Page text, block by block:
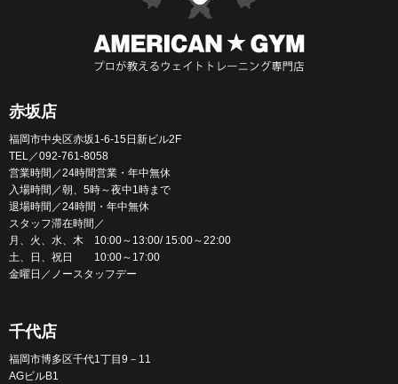
赤坂店
福岡市中央区赤坂1-6-15日新ビル2F
TEL／092-761-8058
営業時間／24時間営業・年中無休
入場時間／朝、5時～夜中1時まで
退場時間／24時間・年中無休
スタッフ滞在時間／
月、火、水、木 10:00～13:00/ 15:00～22:00
土、日、祝日 10:00～17:00
金曜日／ノースタッフデー
千代店
福岡市博多区千代1丁目9－11
AGビルB1